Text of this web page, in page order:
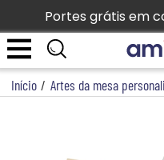
Portes grátis em
Início / Artes da mesa